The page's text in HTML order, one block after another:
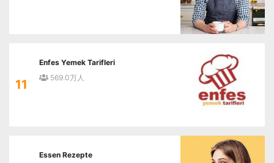
11
Enfes Yemek Tarifleri
569.0万人
Essen Rezepte